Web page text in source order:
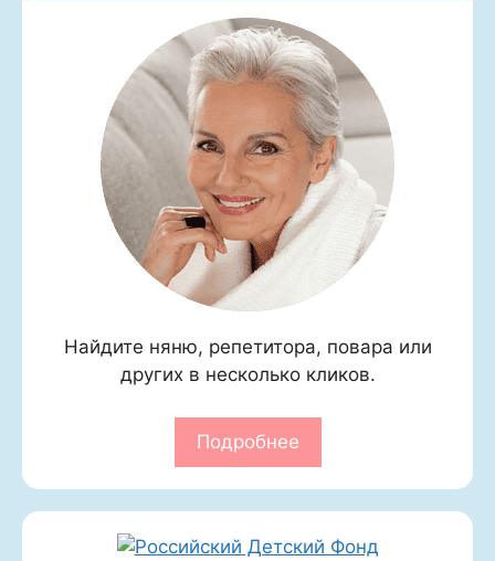
Найдите няню, репетитора, повара или
других в несколько кликов.
Подробнее